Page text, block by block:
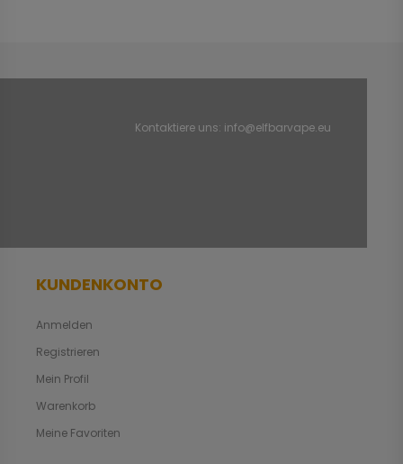
Kontaktiere uns: info@elfbarvape.eu
KUNDENKONTO
Anmelden
Registrieren
Mein Profil
Warenkorb
Meine Favoriten